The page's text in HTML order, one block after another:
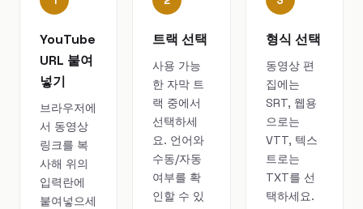
YouTube
URL 붙여
넣기
브라우저에
서 동영상
링크를 복
사해 위의
입력란에
붙여넣으세
트랙 선택
사용 가능
한 자막 트
랙 중에서
선택하세
요. 언어와
수동/자동
여부를 확
인할 수 있
형식 선택
동영상 편
집에는
SRT, 웹용
으로는
VTT, 텍스
트로는
TXT를 선
택하세요.